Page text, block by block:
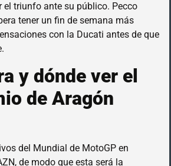
el triunfo ante su público. Pecco
tener un fin de semana más
con la Ducati antes de que
y dónde ver el
de Aragón
del Mundial de MotoGP en
de modo que esta será la